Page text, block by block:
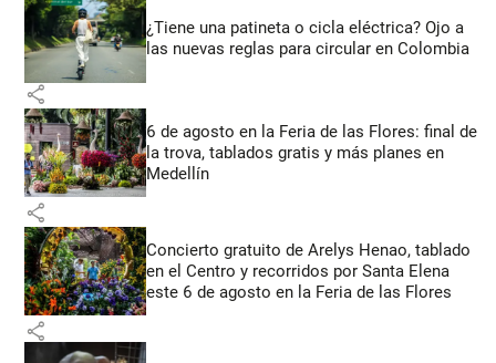
¿Tiene una patineta o cicla eléctrica? Ojo a
las nuevas reglas para circular en Colombia
share
6 de agosto en la Feria de las Flores: final de
la trova, tablados gratis y más planes en
Medellín
share
Concierto gratuito de Arelys Henao, tablado
en el Centro y recorridos por Santa Elena
este 6 de agosto en la Feria de las Flores
share